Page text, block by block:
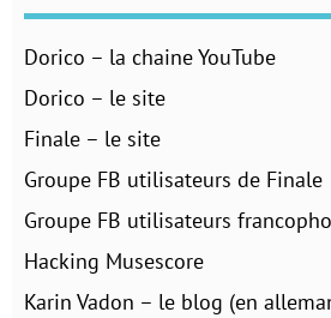
Dorico – la chaine YouTube
Dorico – le site
Finale – le site
Groupe FB utilisateurs de Finale
Groupe FB utilisateurs
Hacking Musescore
Karin Vadon – le blog (en